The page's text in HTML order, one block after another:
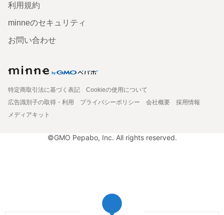
利用規約
minneのセキュリティ
お問い合わせ
特定商取引法に基づく表記
Cookieの使用について
広告識別子の取得・利用
プライバシーポリシー 会社概要
採用情報
メディアキット
©GMO Pepabo, Inc. All rights reserved.